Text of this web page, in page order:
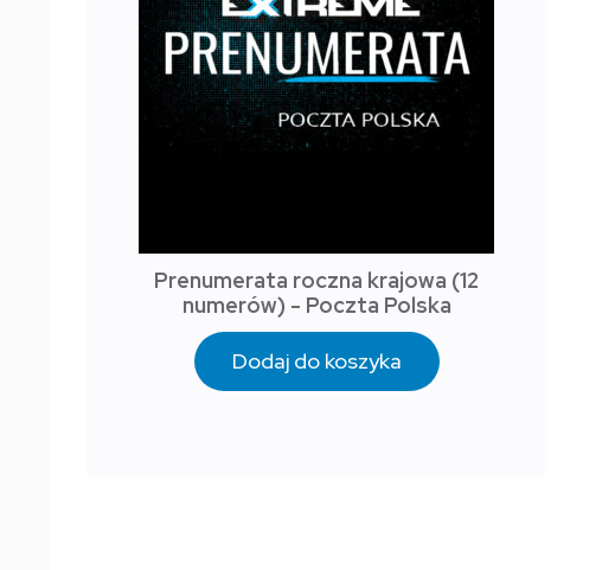
Prenumerata roczna krajowa (12
numerów) - Poczta Polska
Dodaj do koszyka